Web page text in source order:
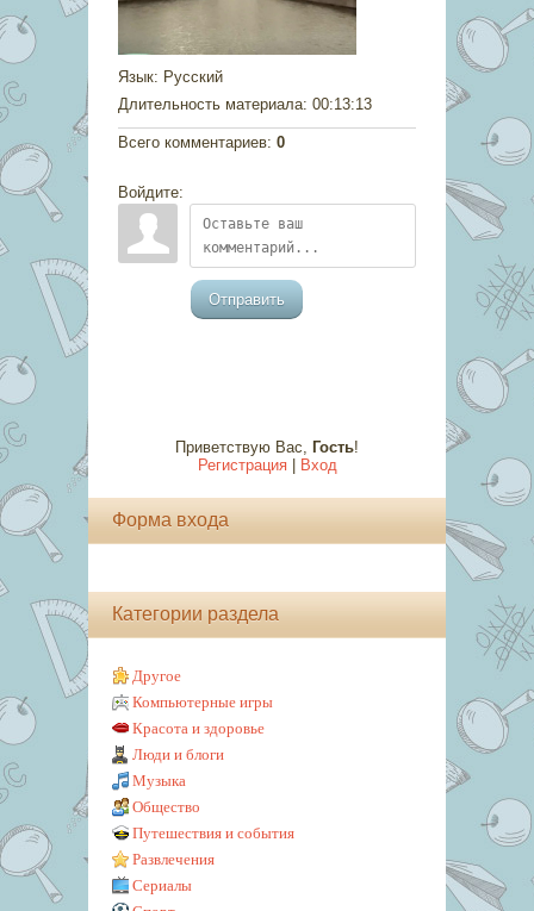
Язык: Русский
Длительность материала: 00:13:13
Всего комментариев: 0
Войдите:
Отправить
Приветствую Вас Гость!
Регистрация| Вход
Форма входа
Категории раздела
Другое
Компьютерные игры
Красота и здоровье
Люди и блоги
Музыка
Общество
Путешествия и события
Развлечения
Сериалы